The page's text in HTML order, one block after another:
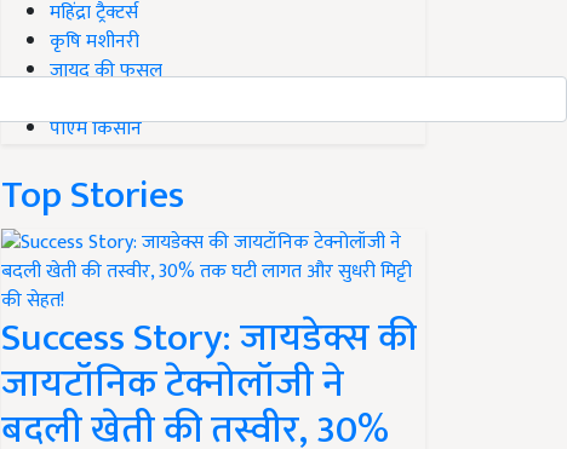
महिंद्रा ट्रैक्टर्स
कृषि मशीनरी
जायद की फसल
पीएम किसान
Top Stories
Success Story: जायडेक्स की
जायटॉनिक टेक्नोलॉजी ने
बदली खेती की तस्वीर, 30%